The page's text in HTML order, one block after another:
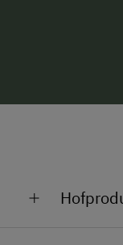
unsere Weine
Familie